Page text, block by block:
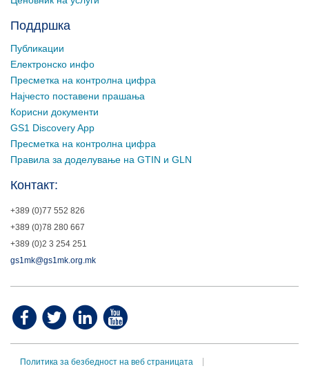
Поддршка
Публикации
Електронско инфо
Пресметка на контролна цифра
Најчесто поставени прашања
Корисни документи
GS1 Discovery App
Пресметка на контролна цифра
Правила за доделување на GTIN и GLN
Контакт:
+389 (0)77 552 826
+389 (0)78 280 667
+389 (0)2 3 254 251
gs1mk@gs1mk.org.mk
Политика за безбедност на веб страницата